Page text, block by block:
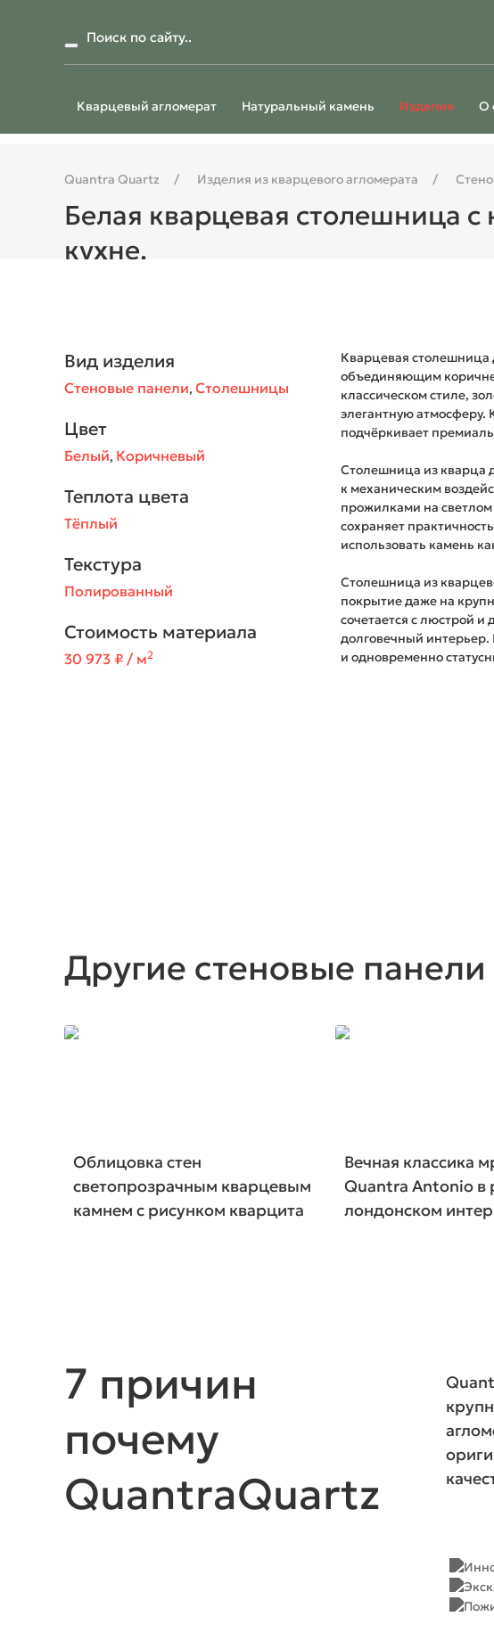
Кварцевый агломерат Натуральный камень Изделия О
Quantra Quartz Изделия из кварцевого агломерата
Белая кварцевая столешница
кухне.
Вид изделия
Стеновые панели, Столешницы
Цвет
Белый, Коричневый
Теплота цвета
Тёплый
Текстура
Полированный
Стоимость материала
30 973 ₽ / м2
Кварцевая столешница
объединяющим
классическом стиле,
элегантную атмосферу.
подчёркивает
Столешница из кварца
к механическим
прожилками на
сохраняет
использовать камень
Столешница из
покрытие даже на
сочетается с люстрой
долговечный интерьер.
и одновременно
Другие стеновые панели
Облицовка стен
светопрозрачным кварцевым
камнем с рисунком кварцита
Вечная классика
Quantra Antonio в
лондонском
7 причин
почему
QuantraQuartz